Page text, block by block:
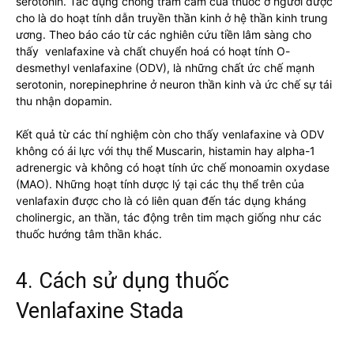
cho là do hoạt tính dẫn truyền thần kinh ở hệ thần kinh trung
ương. Theo báo cáo từ các nghiên cứu tiền lâm sàng cho
thấy venlafaxine và chất chuyển hoá có hoạt tính O-
desmethyl venlafaxine (ODV), là những chất ức chế mạnh
serotonin, norepinephrine ở neuron thần kinh và ức chế sự tái
thu nhận dopamin.
Kết quả từ các thí nghiệm còn cho thấy venlafaxine và ODV
không có ái lực với thụ thể Muscarin, histamin hay alpha-1
adrenergic và không có hoạt tính ức chế monoamin oxydase
(MAO). Những hoạt tính dược lý tại các thụ thể trên của
venlafaxin được cho là có liên quan đến tác dụng kháng
cholinergic, an thần, tác động trên tim mạch giống như các
thuốc hướng tâm thần khác.
4. Cách sử dụng thuốc
Venlafaxine Stada